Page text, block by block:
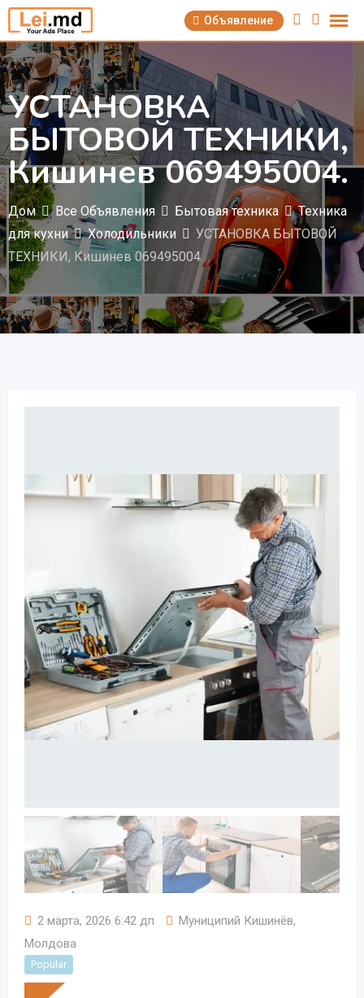
Перейти
содержимому
Объявление
УСТАНОВКА
БЫТОВОЙ ТЕХНИКИ,
Кишинев 069495004.
Дом Все Объявления Бытовая техника
Техника
для кухни
Холодильники
УСТАНОВКА БЫТОВОЙ
ТЕХНИКИ, Кишинев 069495004.
2 марта, 2026 6:42 дп Муниципий Кишинёв,
Молдова
Popular